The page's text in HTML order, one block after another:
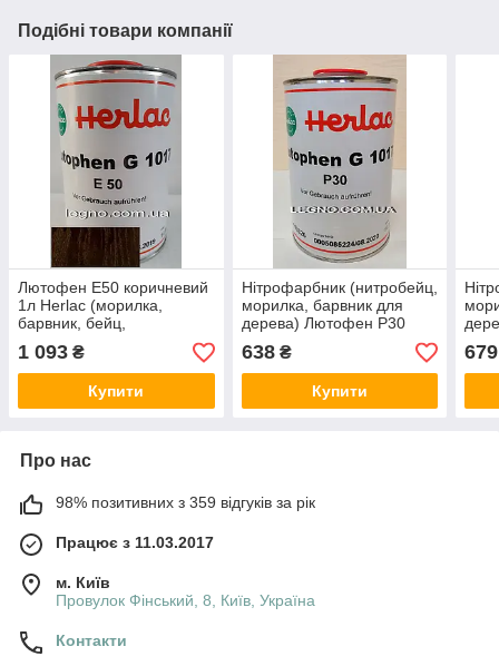
Подібні товари компанії
Лютофен Е50 коричневий
1л Herlac (морилка,
барвник, бейц,
нітрофарбник), Німеччина
1 093 ₴
Купити
Нітрофарбник (нитробейц,
морилка, барвник для
дерева) Лютофен Р30
Бурштин 1 л Herlac,
Німеччина
638₴
Купити
679
Про нас
98% позитивних з 359 відгуків за рік
Працює з 11.03.2017
м. Київ
Провулок Фінський, 8, Київ, Україна
Контакти